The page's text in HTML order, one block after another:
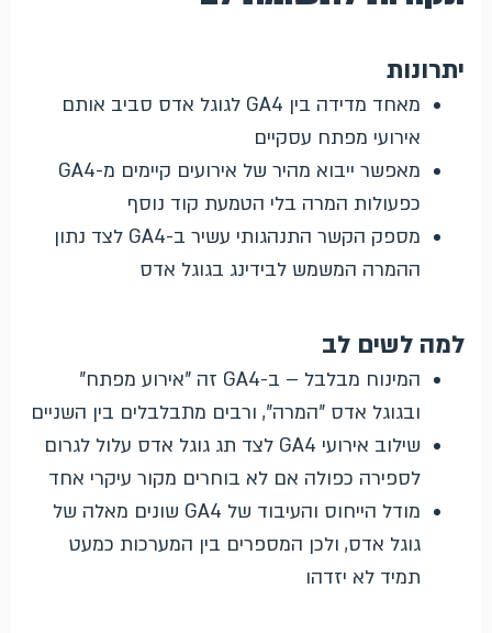
יתרונות
מאחד מדידה בין GA4 לגוגל אדס סביב אותם
אירועי מפתח עסקיים
מאפשר ייבוא מהיר של אירועים קיימים מ-GA4
כפעולות המרה בלי הטמעת קוד נוסף
מספק הקשר התנהגותי עשיר ב-GA4 לצד נתון
ההמרה המשמש לבידינג בגוגל אדס
למה לשים לב
המינוח מבלבל – ב-GA4 זה "אירוע מפתח"
ובגוגל אדס "המרה", ורבים מתבלבלים בין השניים
שילוב אירועי GA4 לצד תג גוגל אדס עלול לגרום
לספירה כפולה אם לא בוחרים מקור עיקרי אחד
מודל הייחוס והעיבוד של GA4 שונים מאלה של
גוגל אדס, ולכן המספרים בין המערכות כמעט
תמיד לא יזדהו